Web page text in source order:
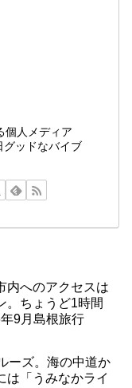
個人メディア
グッドなバイブ
内へのアクセスは
。ちょうど1時間
9月島根旅行
ーズ。海の中道か
は「うみなかライ